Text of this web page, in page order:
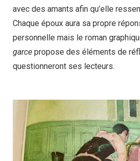
avec des amants afin qu’elle
Chaque époux aura sa propre
personnelle mais le roman
garce propose des éléments de
questionneront ses lecteurs.